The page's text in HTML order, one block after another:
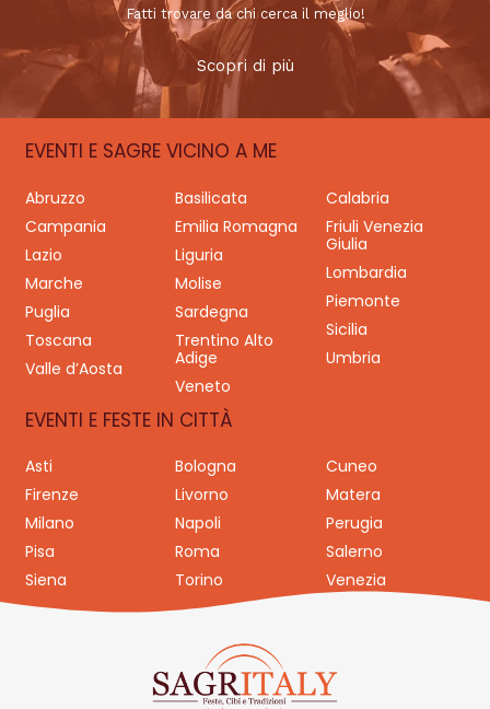
Fatti trovare da chi cerca il meglio!
Scopri di più
EVENTI E SAGRE VICINO A ME
Abruzzo Basilicata
Calabria
Campania
Emilia Romagna
Friuli Venezia
Giulia
Lazio
Liguria
Lombardia
Marche
Molise
Piemonte
Puglia
Sardegna
Sicilia
Toscana
Trentino Alto
Adige
Umbria
Valle d’Aosta
Veneto
EVENTI E FESTE IN CITTÀ
Asti Bologna
Cuneo
Firenze
Livorno
Matera
Milano
Napoli
Perugia
Pisa
Roma
Salerno
Siena
Torino Venezia